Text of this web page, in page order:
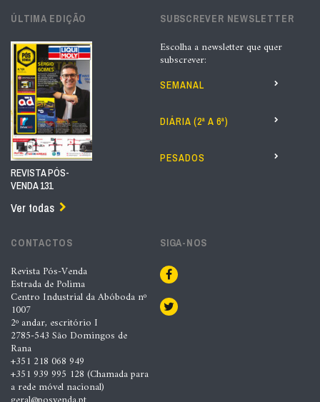
ÚLTIMA EDIÇÃO
REVISTA PÓS-
VENDA 131
Ver todas
SUBSCREVER NEWSLETTER
Escolha a newsletter que quer
subscrever:
SEMANAL
DIÁRIA (2ª A 6ª)
PESADOS
CONTACTOS
Revista Pós-Venda
Estrada de Polima
Centro Industrial da Abóboda nº
1007
2º andar, escritório I
2785-543 São Domingos de
Rana
+351 218 068 949
+351 939 995 128 (Chamada para
a rede móvel nacional)
SIGA-NOS